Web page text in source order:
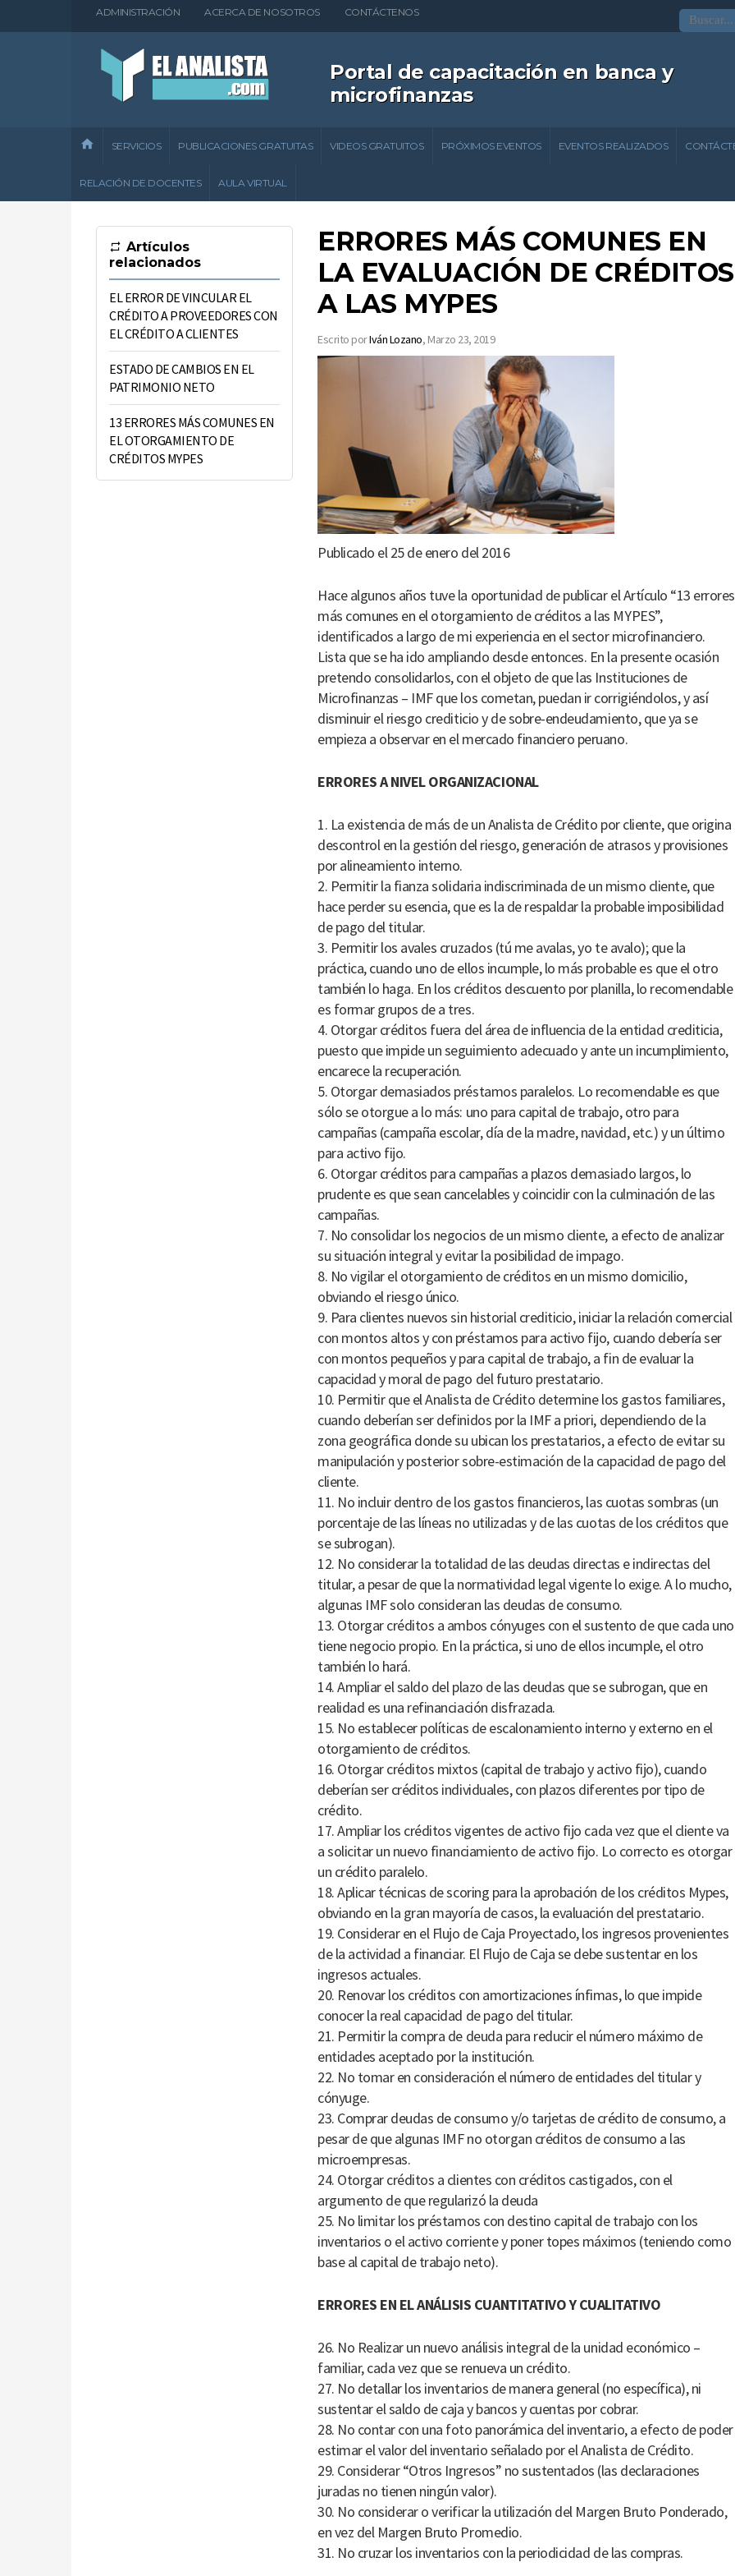
ADMINISTRACIÓN ACERCA DE NOSOTROS CONTÁCTENOS
Portal de capacitación en banca y
microfinanzas
SERVICIOS PUBLICACIONES GRATUITAS VIDEOS GRATUITOS PRÓXIMOS EVENTOS EVENTOS REALIZADOS
RELACIÓN DE DOCENTES AULA VIRTUAL
ERRORES MÁS COMUNES EN
LA EVALUACIÓN DE CRÉDITOS
A LAS MYPES
Escrito porIván Lozano, Marzo 23, 2019
Publicado el 25 de enero del 2016
Hace algunos años tuve la oportunidad de publicar el Artículo “13 errores
más comunes en el otorgamiento de créditos a las MYPES”,
identificados a largo de mi experiencia en el sector microfinanciero.
Lista que se ha ido ampliando desde entonces. En la presente ocasión
pretendo consolidarlos, con el objeto de que las Instituciones de
Microfinanzas – IMF que los cometan, puedan ir corrigiéndolos, y así
disminuir el riesgo crediticio y de sobre-endeudamiento, que ya se
empieza a observar en el mercado financiero peruano.
ERRORES A NIVEL ORGANIZACIONAL
1. La existencia de más de un Analista de Crédito por cliente, que origina
descontrol en la gestión del riesgo, generación de atrasos y provisiones
por alineamiento interno.
2. Permitir la fianza solidaria indiscriminada de un mismo cliente, que
hace perder su esencia, que es la de respaldar la probable imposibilidad
de pago del titular.
3. Permitir los avales cruzados (tú me avalas, yo te avalo); que la
práctica, cuando uno de ellos incumple, lo más probable es que el otro
también lo haga. En los créditos descuento por planilla, lo recomendable
es formar grupos de a tres.
4. Otorgar créditos fuera del área de influencia de la entidad crediticia,
puesto que impide un seguimiento adecuado y ante un incumplimiento,
encarece la recuperación.
5. Otorgar demasiados préstamos paralelos. Lo recomendable es que
sólo se otorgue a lo más: uno para capital de trabajo, otro para
campañas (campaña escolar, día de la madre, navidad, etc.) y un último
para activo fijo.
6. Otorgar créditos para campañas a plazos demasiado largos, lo
prudente es que sean cancelables y coincidir con la culminación de las
campañas.
7. No consolidar los negocios de un mismo cliente, a efecto de analizar
su situación integral y evitar la posibilidad de impago.
8. No vigilar el otorgamiento de créditos en un mismo domicilio,
obviando el riesgo único.
9. Para clientes nuevos sin historial crediticio, iniciar la relación comercial
con montos altos y con préstamos para activo fijo, cuando debería ser
con montos pequeños y para capital de trabajo, a fin de evaluar la
capacidad y moral de pago del futuro prestatario.
10. Permitir que el Analista de Crédito determine los gastos familiares,
cuando deberían ser definidos por la IMF a priori, dependiendo de la
zona geográfica donde su ubican los prestatarios, a efecto de evitar su
manipulación y posterior sobre-estimación de la capacidad de pago del
cliente.
11. No incluir dentro de los gastos financieros, las cuotas sombras (un
porcentaje de las líneas no utilizadas y de las cuotas de los créditos que
se subrogan).
12. No considerar la totalidad de las deudas directas e indirectas del
titular, a pesar de que la normatividad legal vigente lo exige. A lo mucho,
algunas IMF solo consideran las deudas de consumo.
13. Otorgar créditos a ambos cónyuges con el sustento de que cada uno
tiene negocio propio. En la práctica, si uno de ellos incumple, el otro
también lo hará.
14. Ampliar el saldo del plazo de las deudas que se subrogan, que en
realidad es una refinanciación disfrazada.
15. No establecer políticas de escalonamiento interno y externo en el
otorgamiento de créditos.
16. Otorgar créditos mixtos (capital de trabajo y activo fijo), cuando
deberían ser créditos individuales, con plazos diferentes por tipo de
crédito.
17. Ampliar los créditos vigentes de activo fijo cada vez que el cliente va
a solicitar un nuevo financiamiento de activo fijo. Lo correcto es otorgar
un crédito paralelo.
18. Aplicar técnicas de scoring para la aprobación de los créditos Mypes,
obviando en la gran mayoría de casos, la evaluación del prestatario.
19. Considerar en el Flujo de Caja Proyectado, los ingresos provenientes
de la actividad a financiar. El Flujo de Caja se debe sustentar en los
ingresos actuales.
20. Renovar los créditos con amortizaciones ínfimas, lo que impide
conocer la real capacidad de pago del titular.
21. Permitir la compra de deuda para reducir el número máximo de
entidades aceptado por la institución.
22. No tomar en consideración el número de entidades del titular y
cónyuge.
23. Comprar deudas de consumo y/o tarjetas de crédito de consumo, a
pesar de que algunas IMF no otorgan créditos de consumo a las
microempresas.
24. Otorgar créditos a clientes con créditos castigados, con el
argumento de que regularizó la deuda
25. No limitar los préstamos con destino capital de trabajo con los
inventarios o el activo corriente y poner topes máximos (teniendo como
base al capital de trabajo neto).
ERRORES EN EL ANÁLISIS CUANTITATIVO Y CUALITATIVO
26. No Realizar un nuevo análisis integral de la unidad económico –
familiar, cada vez que se renueva un crédito.
27. No detallar los inventarios de manera general (no específica), ni
sustentar el saldo de caja y bancos y cuentas por cobrar.
28. No contar con una foto panorámica del inventario, a efecto de poder
estimar el valor del inventario señalado por el Analista de Crédito.
29. Considerar “Otros Ingresos” no sustentados (las declaraciones
juradas no tienen ningún valor).
30. No considerar o verificar la utilización del Margen Bruto Ponderado,
en vez del Margen Bruto Promedio.
31. No cruzar los inventarios con la periodicidad de las compras.
Artículos
relacionados
EL ERROR DE VINCULAR EL
CRÉDITO A PROVEEDORES CON
EL CRÉDITO A CLIENTES
ESTADO DE CAMBIOS EN EL
PATRIMONIO NETO
13 ERRORES MÁS COMUNES EN
EL OTORGAMIENTO DE
CRÉDITOS MYPES